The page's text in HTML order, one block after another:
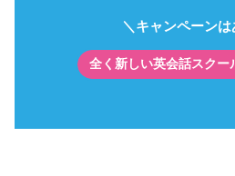
＼キャンペーンは
全く新しい英会話スクー